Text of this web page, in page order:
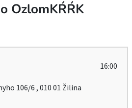
OzlomKŔŔK
16:00
106/6 , 010 01 Žilina